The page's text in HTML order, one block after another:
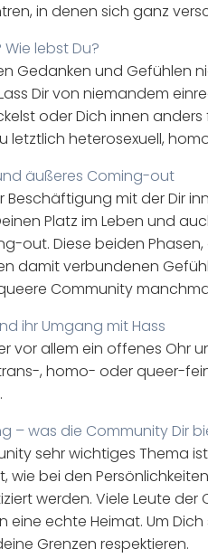
in denen sich ganz
lebst Du?
Gedanken und Gefühlen
Dir von niemandem
oder Dich innen anders
letztlich heterosexuell,
äußeres Coming-out
Beschäftigung mit der Dir
Platz im Leben und
out. Diese beiden
damit verbundenen
Community
ihr Umgang mit Hass
vor allem ein offenes Ohr
, homo- oder queer-
– was die Community Dir
sehr wichtiges Thema
wie bei den
werden. Viele Leute
eine echte Heimat. Um
Grenzen respektieren.